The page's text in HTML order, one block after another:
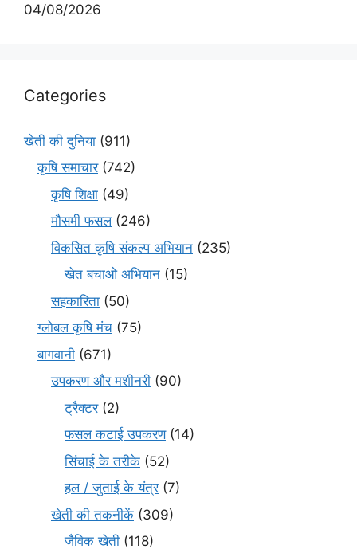
04/08/2026
Categories
खेती की दुनिया (911)
कृषि समाचार(742)
कृषि शिक्षा (49)
मौसमी फसल(246)
विकसित कृषि संकल्प अभियान (235)
खेत बचाओ अभियान (15)
सहकारिता (50)
ग्लोबल कृषि मंच (75)
बागवानी (671)
उपकरण और मशीनरी (90)
ट्रैक्टर(2)
फसल कटाई उपकरण(14)
सिंचाई के तरीके (52)
हल / जुताई के यंत्र(7)
खेती की तकनीकें (309)
जैविक खेती (118)